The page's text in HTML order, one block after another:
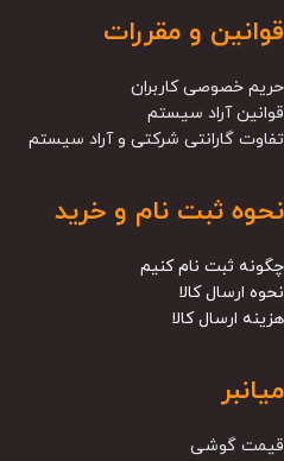
قوانین و مقررات
حریم خصوصی کاربران
قوانین آراد سیستم
تفاوت گارانتی شرکتی و آراد سیستم
نحوه ثبت نام و خرید
چگونه ثبت نام کنیم
نحوه ارسال کالا
هزینه ارسال کالا
میانبر
قیمت گوشی